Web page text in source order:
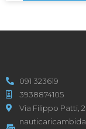
091 323619
3938874105
Via Filippo Patti,